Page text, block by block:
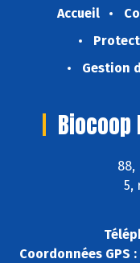
Accueil
Gestion
Biocoop
88,
5,
Coordonnées GPS :